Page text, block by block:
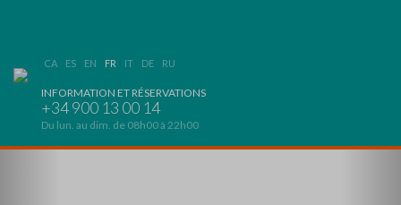
CA ES EN FR IT DE RU
INFORMATION ET RÉSERVATIONS
+34 900 13 00 14
Du lun. au dim. de 08h00 à 22h00